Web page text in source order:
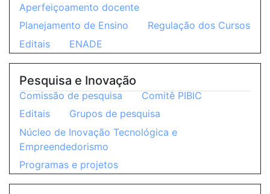
Aperfeiçoamento docente
Planejamento de Ensino
Regulação dos Cursos
Editais
ENADE
Pesquisa e Inovação
Comissão de pesquisa
Comitê PIBIC
Editais
Grupos de pesquisa
Núcleo de Inovação Tecnológica e
Empreendedorismo
Programas e projetos